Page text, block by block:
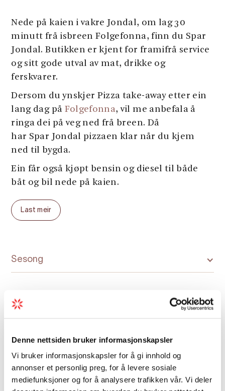
Denne nettsiden bruker informasjonskapsler
Vi bruker informasjonskapsler for å gi innhold og
annonser et personlig preg, for å levere sosiale
mediefunksjoner og for å analysere trafikken vår. Vi deler
Nede på kaien i vakre Jondal, om lag 30
minutt frå isbreen Folgefonna, finn du Spar
Jondal. Butikken er kjent for framifrå service
og sitt gode utval av mat, drikke og
ferskvarer.
Dersom du ynskjer Pizza take-away etter ein
lang dag på Folgefonna, vil me anbefala å
ringa dei på veg ned frå breen. Då
har Spar Jondal pizzaen klar når du kjem
ned til bygda.
Ein får også kjøpt bensin og diesel til både
båt og bil nede på kaien.
Last meir
Sesong
Kart